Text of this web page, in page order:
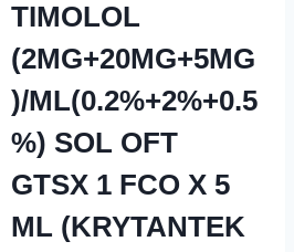
TIMOLOL
(2MG+20MG+5MG
)/ML(0.2%+2%+0.5
%) SOL OFT
GTSX 1 FCO X 5
ML (KRYTANTEK